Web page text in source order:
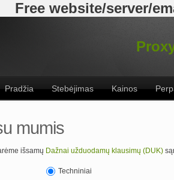
Free website/server/
Pradžia Stebėjimas Kainos
mumis
išsamų Dažnai užduodamų klausimų (DUK)
Techniniai